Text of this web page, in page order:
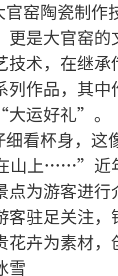
官窑陶瓷制作
更是大官窑
技术，在继承
作品，其中
运好礼”。
细看杯身，
上……”近
点为游客进
客驻足关注
花卉为素材
雪